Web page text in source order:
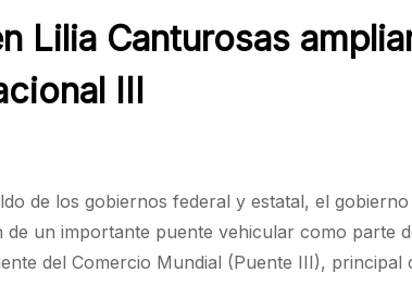
Lilia Canturosas
III
de los gobiernos federal y estatal, el
un importante puente vehicular como parte
del Comercio Mundial (Puente III), principal